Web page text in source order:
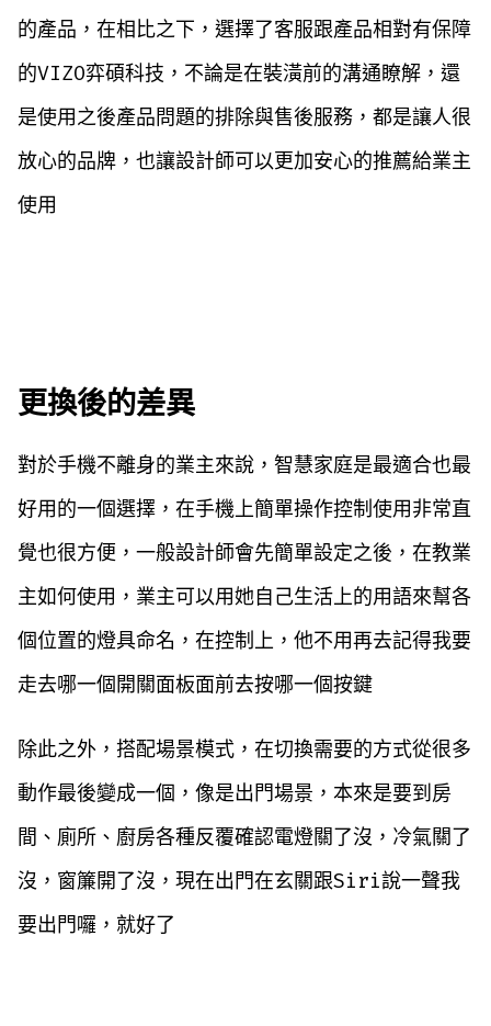
的產品，在相比之下，選擇了客服跟產品相對有保障
的VIZO弈碩科技，不論是在裝潢前的溝通瞭解，還
是使用之後產品問題的排除與售後服務，都是讓人很
放心的品牌，也讓設計師可以更加安心的推薦給業主
使用
更換後的差異
對於手機不離身的業主來說，智慧家庭是最適合也最
好用的一個選擇，在手機上簡單操作控制使用非常直
覺也很方便，一般設計師會先簡單設定之後，在教業
主如何使用，業主可以用她自己生活上的用語來幫各
個位置的燈具命名，在控制上，他不用再去記得我要
走去哪一個開關面板面前去按哪一個按鍵
除此之外，搭配場景模式，在切換需要的方式從很多
動作最後變成一個，像是出門場景，本來是要到房
間、廁所、廚房各種反覆確認電燈關了沒，冷氣關了
沒，窗簾開了沒，現在出門在玄關跟Siri說一聲我
要出門囉，就好了